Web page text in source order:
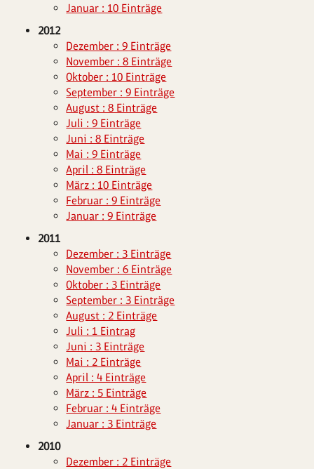
Januar : 10 Einträge
2012
Dezember : 9 Einträge
November : 8 Einträge
Oktober : 10 Einträge
September : 9 Einträge
August : 8 Einträge
Juli : 9 Einträge
Juni : 8 Einträge
Mai : 9 Einträge
April : 8 Einträge
März : 10 Einträge
Februar : 9 Einträge
Januar : 9 Einträge
2011
Dezember : 3 Einträge
November : 6 Einträge
Oktober : 3 Einträge
September : 3 Einträge
August : 2 Einträge
Juli : 1 Eintrag
Juni : 3 Einträge
Mai : 2 Einträge
April : 4 Einträge
März : 5 Einträge
Februar : 4 Einträge
Januar : 3 Einträge
2010
Dezember : 2 Einträge